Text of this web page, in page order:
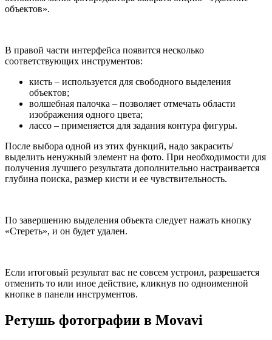
объектов».
В правой части интерфейса появится несколько
соответствующих инструментов:
кисть – используется для свободного выделения
объектов;
волшебная палочка – позволяет отмечать области
изображения одного цвета;
лассо – применяется для задания контура фигуры.
После выбора одной из этих функций, надо закрасить/
выделить ненужный элемент на фото. При необходимости для
получения лучшего результата дополнительно настраивается
глубина поиска, размер кисти и ее чувствительность.
По завершению выделения объекта следует нажать кнопку
«Стереть», и он будет удален.
Если итоговый результат вас не совсем устроил, разрешается
отменить то или иное действие, кликнув по одноименной
кнопке в панели инструментов.
Ретушь фотографии в Movavi